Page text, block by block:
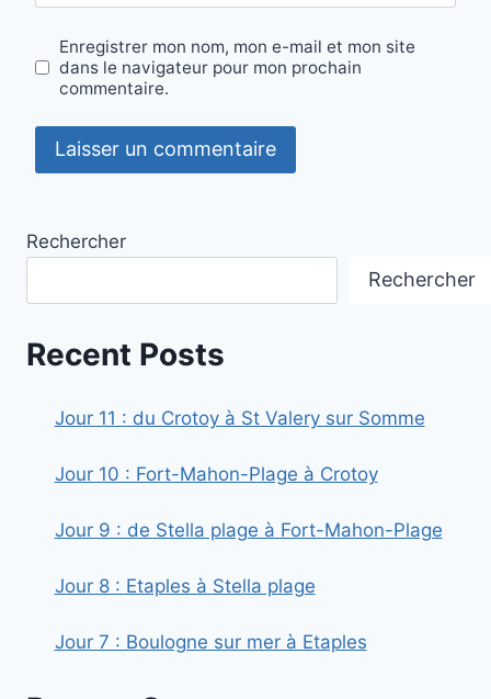
Enregistrer mon nom, mon e-mail et mon site
dans le navigateur pour mon prochain
commentaire.
Rechercher
Rechercher
Recent Posts
Jour 11 : du Crotoy à St Valery sur Somme
Jour 10 : Fort-Mahon-Plage à Crotoy
Jour 9 : de Stella plage à Fort-Mahon-Plage
Jour 8 : Etaples à Stella plage
Jour 7 : Boulogne sur mer à Etaples